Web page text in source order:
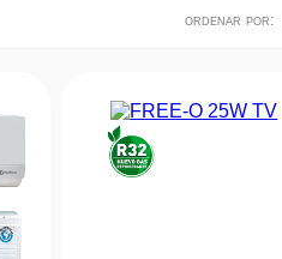
ordenar por: